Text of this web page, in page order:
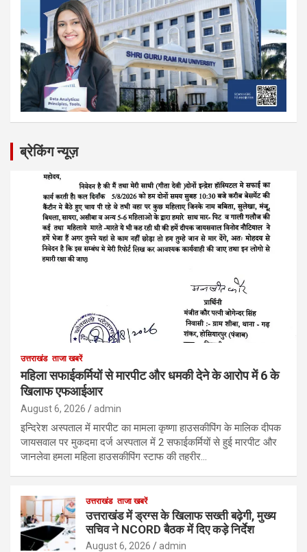
ब्रेकिंग न्यूज़
उत्तराखंड ताजा खबरें
महिला सफाईकर्मियों से मारपीट और धमकी देने के आरोप में 6 के
खिलाफ एफआईआर
August 6, 2026 admin
इन्दिरेश अस्पताल में मारपीट का मामला कृष्णा हाउसकीपिंग के मालिक दीपक
जायसवाल पर मुकदमा दर्ज अस्पताल में 2 सफाईकर्मियों से हुई मारपीट और
जानलेवा हमला महिला हाउसकीपिंग स्टाफ की तहरीर…
उत्तराखंड ताजा खबरें
उत्तराखंड में ड्रग्स के खिलाफ सख्ती बढ़ेगी, मुख्य
सचिव ने NCORD बैठक में दिए कड़े निर्देश
August 6, 2026 admin